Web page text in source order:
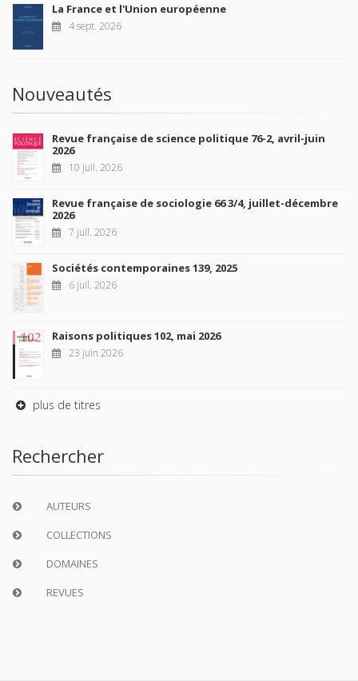
La France et l'Union européenne
4 sept. 2026
Nouveautés
Revue française de science politique 76-2, avril-juin
2026
10 juil. 2026
Revue française de sociologie 66 3/4, juillet-décembre
2026
7 juil. 2026
Sociétés contemporaines 139, 2025
6 juil. 2026
Raisons politiques 102, mai 2026
23 juin 2026
plus de titres
Rechercher
AUTEURS
COLLECTIONS
DOMAINES
REVUES